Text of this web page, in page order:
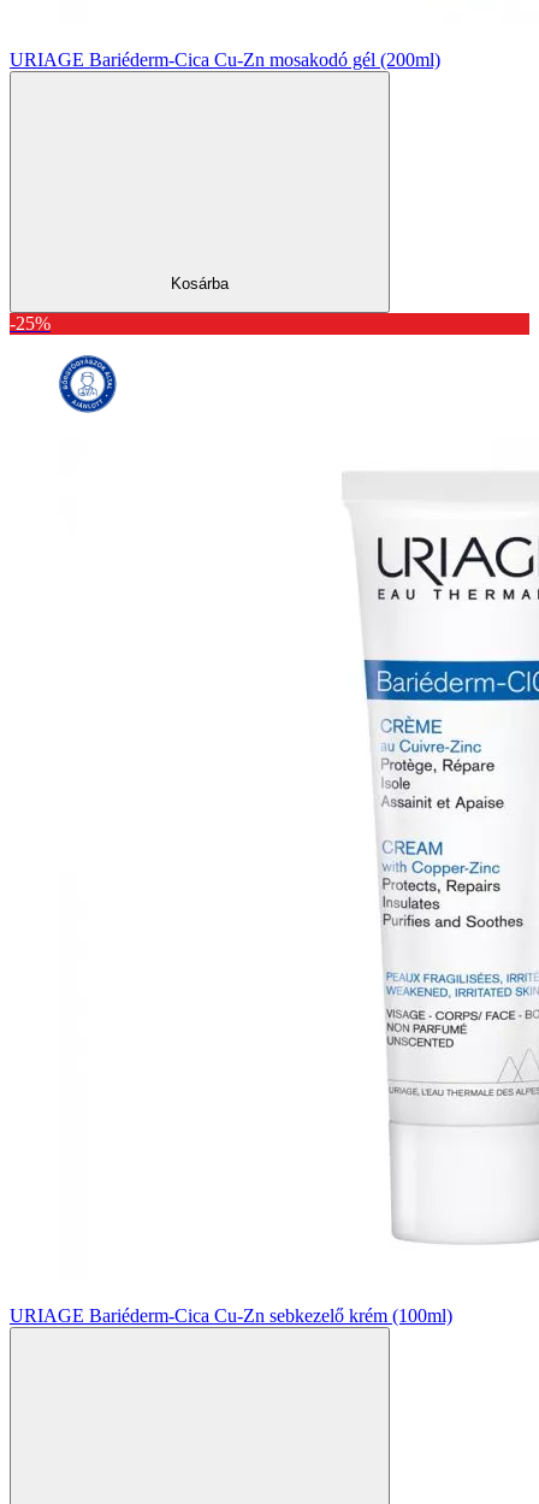
URIAGE Bariéderm-Cica Cu-Zn mosakodó gél (200ml)
Kosárba
-25%
URIAGE Bariéderm-Cica Cu-Zn sebkezelő krém (100ml)